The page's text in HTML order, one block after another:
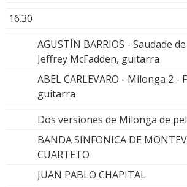
16.30
AGUSTÍN BARRIOS - Saudade
Jeffrey McFadden, guitarra
ABEL CARLEVARO - Milonga 2 -
guitarra
Dos versiones de Milonga de
BANDA SINFONICA DE
CUARTETO
JUAN PABLO CHAPITAL